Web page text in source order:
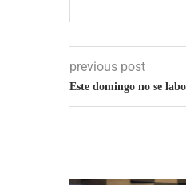
previous post
Este domingo no se